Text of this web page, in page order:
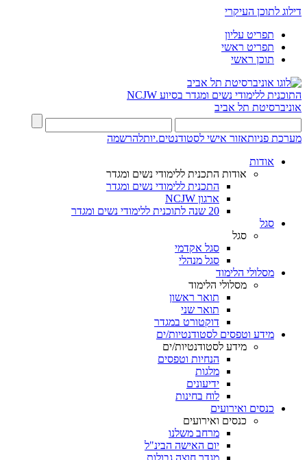
דילוג לתוכן העיקרי
תפריט עליון
תפריט ראשי
תוכן ראשי
התוכנית ללימודי נשים ומגדר בסיוע NCJW
אוניברסיטת תל אביב
מערכת פניותאזור אישי לסטודנטים.יותלהרשמה
אודות
אודות התכנית ללימודי נשים ומגדר
התכנית ללימודי נשים ומגדר
ארגון NCJW
20 שנה לתוכנית ללימודי נשים ומגדר
סגל
סגל
סגל אקדמי
סגל מנהלי
מסלולי הלימוד
מסלולי הלימוד
תואר ראשון
תואר שני
דוקטורט במגדר
מידע וטפסים לסטודנטיות/ים
מידע לסטודנטיות/ים
הנחיות וטפסים
מלגות
ידיעונים
לוח בחינות
כנסים ואירועים
כנסים ואירועים
מרחב משלנו
יום האישה הבינ"ל
מגדר חוצה גבולות